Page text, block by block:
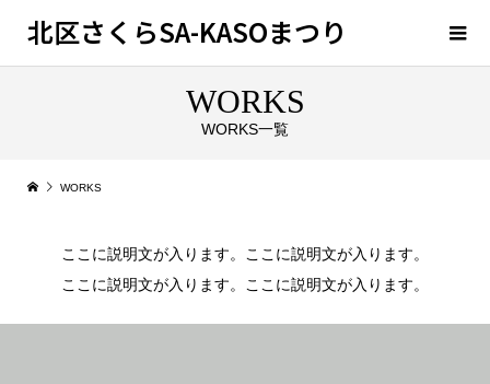
北区さくらSA-KASOまつり
WORKS
WORKS一覧
WORKS
ここに説明文が入ります。ここに説明文が入ります。
ここに説明文が入ります。ここに説明文が入ります。